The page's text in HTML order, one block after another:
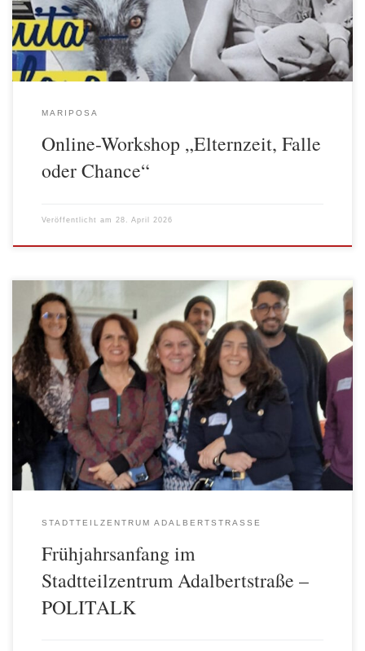
der Elternschaft stehen, aus diesem Workshop wertvolle
Informationen ziehen, Anregungen erhalten, […]
MARIPOSA
Online-Workshop „Elternzeit, Falle
oder Chance“
Veröffentlicht am 28. April 2026
„Die Menschen vergessen, was du sagst und was du tust. Aber wie
sie sich in deiner Gegenwart gefühlt haben, vergessen sie nie!“
(Maya Angelou) Nicht immer, wenn sich Menschen miteinander
unterhalten, befinden sie sich in einem Dialog. Die dialogische
Haltung und die Dialogrunden als Instrument bieten eine ganz
wunderbare Möglichkeit […]
STADTTEILZENTRUM ADALBERTSTRASSE
Frühjahrsanfang im
Stadtteilzentrum Adalbertstraße –
POLITALK